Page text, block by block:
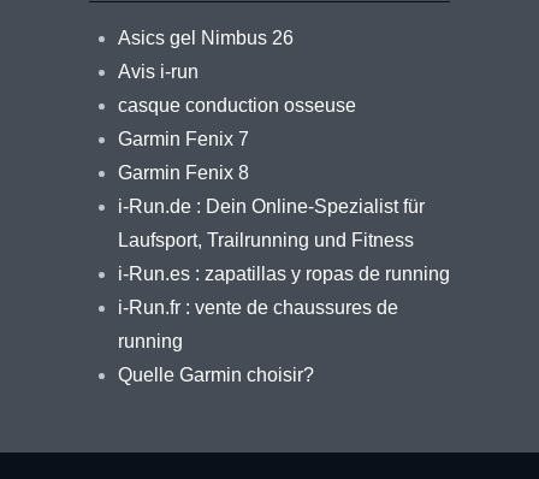
Asics gel Nimbus 26
Avis i-run
casque conduction osseuse
Garmin Fenix 7
Garmin Fenix 8
i-Run.de : Dein Online-Spezialist für
Laufsport, Trailrunning und Fitness
i-Run.es : zapatillas y ropas de running
i-Run.fr : vente de chaussures de
running
Quelle Garmin choisir?